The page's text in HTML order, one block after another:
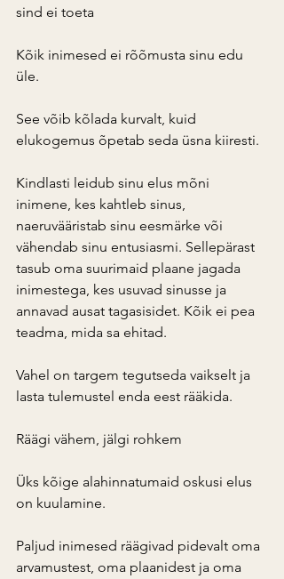
sind ei toeta
Kõik inimesed ei rõõmusta sinu edu
üle.
See võib kõlada kurvalt, kuid
elukogemus õpetab seda üsna kiiresti.
Kindlasti leidub sinu elus mõni
inimene, kes kahtleb sinus,
naeruvääristab sinu eesmärke või
vähendab sinu entusiasmi. Sellepärast
tasub oma suurimaid plaane jagada
inimestega, kes usuvad sinusse ja
annavad ausat tagasisidet. Kõik ei pea
teadma, mida sa ehitad.
Vahel on targem tegutseda vaikselt ja
lasta tulemustel enda eest rääkida.
Räägi vähem, jälgi rohkem
Üks kõige alahinnatumaid oskusi elus
on kuulamine.
Paljud inimesed räägivad pidevalt oma
arvamustest, oma plaanidest ja oma